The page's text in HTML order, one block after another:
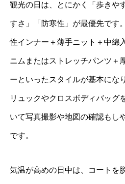
観光の日は、とにかく「歩きや
すさ」「防寒性」が最優先です
性インナー＋薄手ニット＋中綿
ニムまたはストレッチパンツ＋
ーといったスタイルが基本にな
リュックやクロスボディバッグ
いて写真撮影や地図の確認もし
です。
気温が高めの日中は、コートを